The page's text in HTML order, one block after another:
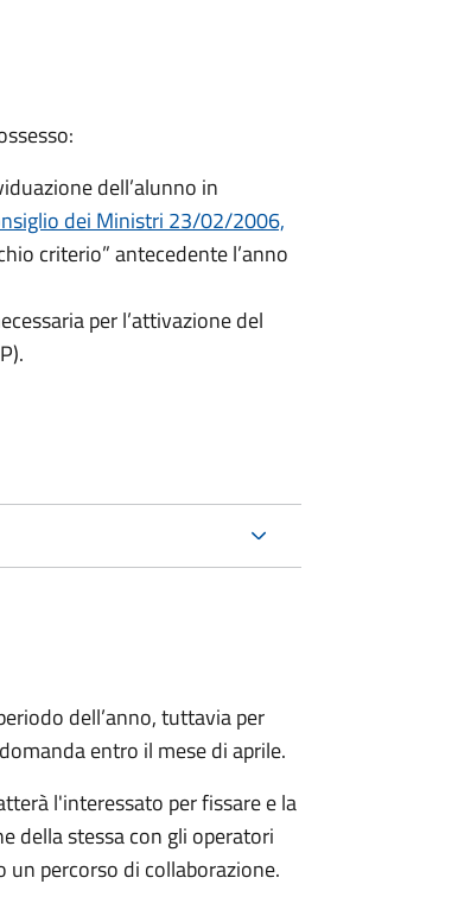
dell’alunno in
dei Ministri 23/02/2006,
criterio” antecedente l’anno
per l’attivazione del
dell’anno, tuttavia per
entro il mese di aprile.
l'interessato per fissare e la
della stessa con gli operatori
un percorso di collaborazione.